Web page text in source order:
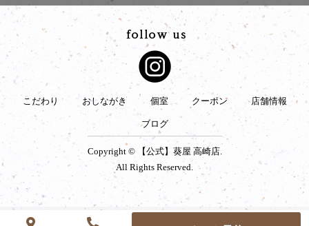
こだわり おしながき 個室 クーポン 店舗情報
ブログ
Copyright © 【公式】葵屋 高崎店.
All Rights Reserved.